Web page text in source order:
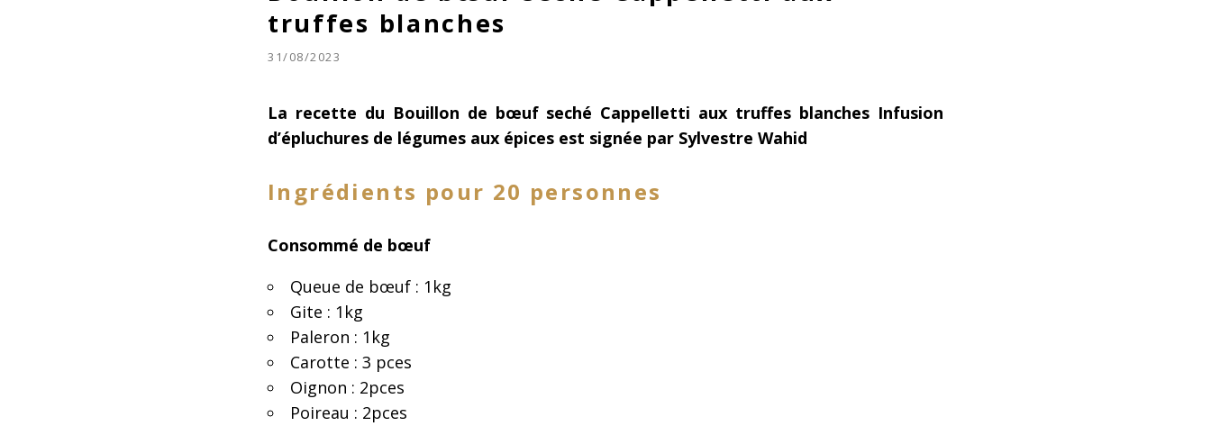
truffes blanches
31/08/2023
La recette du Bouillon de bœuf seché Cappelletti aux truffes blanches Infusion
d’épluchures de légumes aux épices est signée par Sylvestre Wahid
Ingrédients pour 20 personnes
Consommé de bœuf
Queue de bœuf : 1kg
Gite : 1kg
Paleron : 1kg
Carotte : 3 pces
Oignon : 2pces
Poireau : 2pces